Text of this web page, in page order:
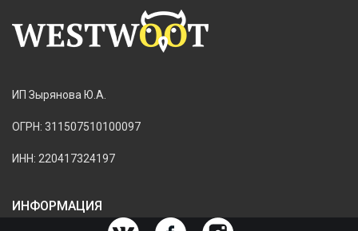
ИП Зырянова Ю.А.
ОГРН: 311507510100097
ИНН: 220417324197
ИНФОРМАЦИЯ